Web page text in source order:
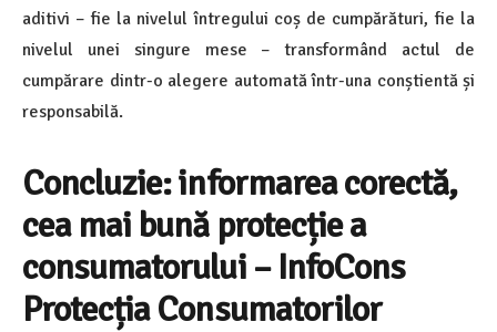
aditivi – fie la nivelul întregului coș de cumpărături, fie la
nivelul unei singure mese – transformând actul de
cumpărare dintr-o alegere automată într-una conștientă și
responsabilă.
Concluzie: informarea corectă,
cea mai bună protecție a
consumatorului – InfoCons
Protecția Consumatorilor